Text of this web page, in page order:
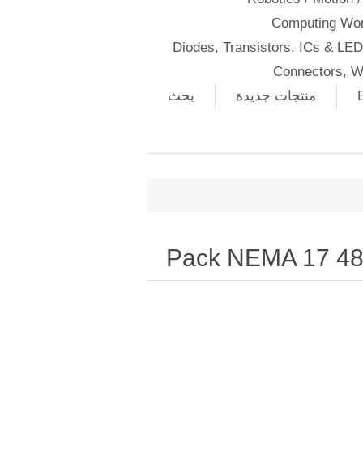
Computing
Diodes, Transistors, ICs &
Connectors,
منتجات جديدة بحث